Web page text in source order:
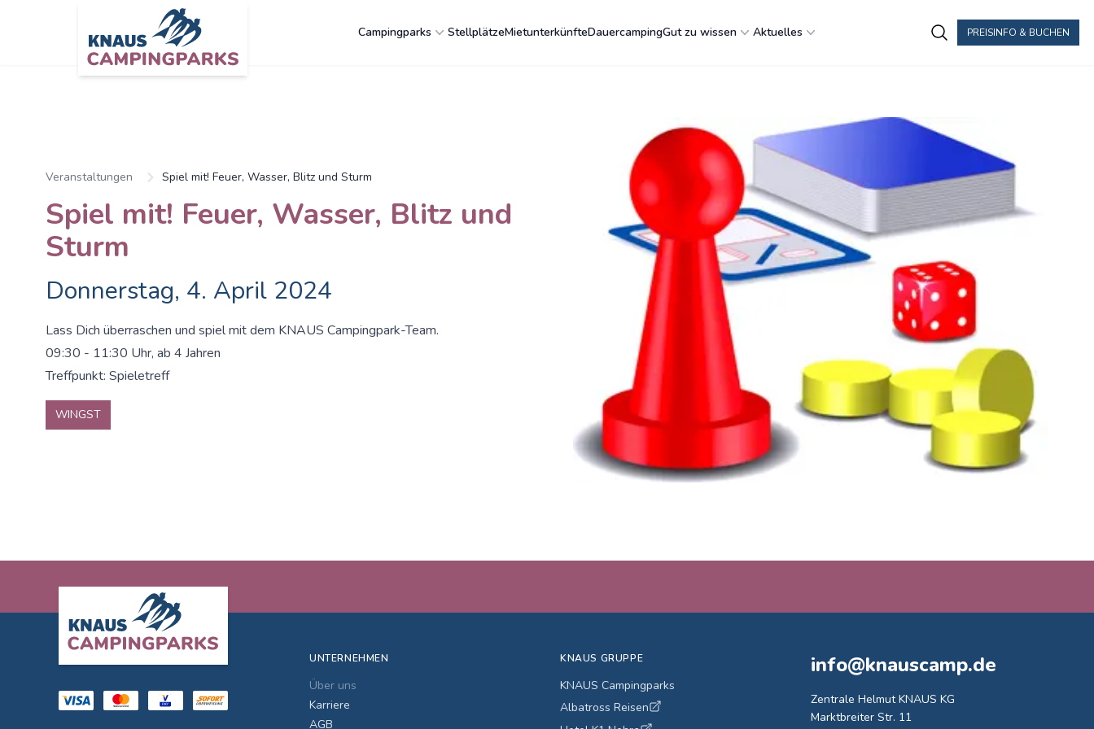
PREISINFO & BUCHEN
Campingparks StellplätzeMietunterkünfteDauercampingGut zu wissen Aktuelles
Veranstaltungen Spiel mit! Feuer, Wasser, Blitz und Sturm
Spiel mit! Feuer, Wasser, Blitz und
Sturm
Donnerstag, 4. April 2024
Lass Dich überraschen und spiel mit dem KNAUS Campingpark-Team.
09:30 - 11:30 Uhr, ab 4 Jahren
Treffpunkt: Spieletreff
WINGST
UNTERNEHMEN
Über uns
Karriere
AGB
KNAUS GRUPPE
KNAUS Campingparks
Albatross Reisen
info@knauscamp.de
Zentrale Helmut KNAUS KG
Marktbreiter Str. 11